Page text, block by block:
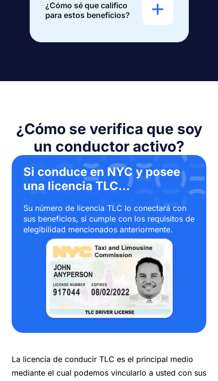
¿Cómo sé que califico
para estos beneficios?
¿Cómo se verifica que soy
un conductor activo?
Si conduce en NYC y posee
una licencia TLC...
Su número de licencia TLC lo conectará con
sus beneficios, si cumple con los requisitos de
elegibilidad mencionados anteriormente.
La licencia de conducir TLC es el principal medio
mediante el cual podemos vincularlo a usted con sus